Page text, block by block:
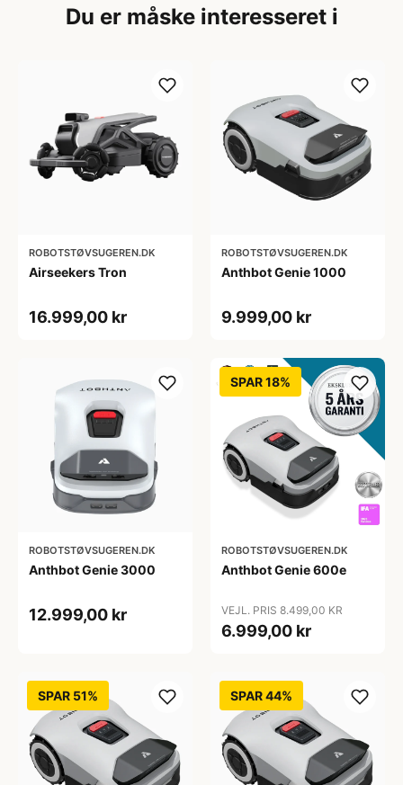
Du er måske interesseret i
ROBOTSTØVSUGEREN.DK
Airseekers Tron
16.999,00 kr
ROBOTSTØVSUGEREN.DK
Anthbot Genie 1000
9.999,00 kr
ROBOTSTØVSUGEREN.DK
Anthbot Genie 3000
12.999,00 kr
SPAR 18%
ROBOTSTØVSUGEREN.DK
Anthbot Genie 600e
VEJL. PRIS 8.499,00 KR
6.999,00 kr
SPAR 51% SPAR 44%